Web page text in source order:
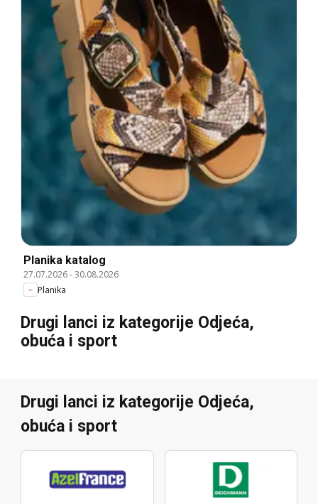
Planika katalog
27.07.2026-30.08.2026
Planika
Drugi lanci iz kategorije Odjeća,
obuća i sport
Drugi lanci iz kategorije Odjeća,
obuća i sport